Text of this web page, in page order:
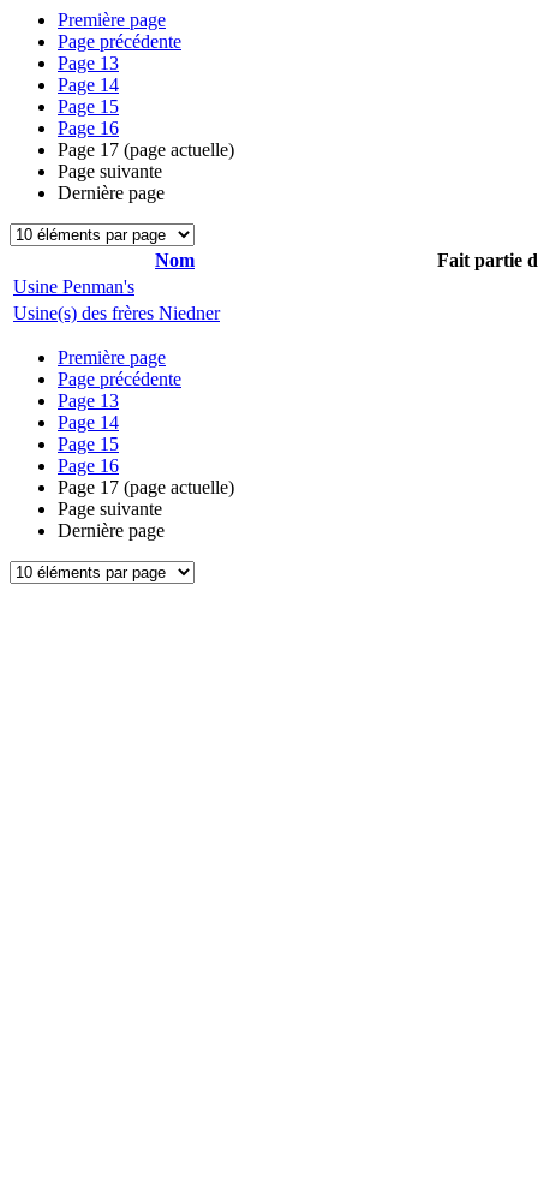
Première page
Page précédente
Page 13
Page 14
Page 15
Page 16
Page 17 (page actuelle)
Page suivante
Dernière page
Nom
Fait partie
Usine Penman's
Usine(s) des frères Niedner
Première page
Page précédente
Page 13
Page 14
Page 15
Page 16
Page 17 (page actuelle)
Page suivante
Dernière page